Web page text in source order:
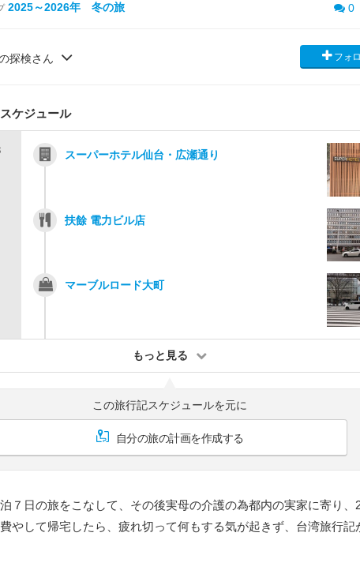
2025～2026年 冬の旅 0
探検さん フォ
ケジュール
スーパーホテル仙台・広瀬通り
扶餘 電力ビル店
マーブルロード大町
もっと見る
この旅行記スケジュールを元に
自分の旅の計画を作成する
７日の旅をこなして、その後実母の介護の為都内の実家に寄り、
やして帰宅したら、疲れ切って何もする気が起きず、台湾旅行記